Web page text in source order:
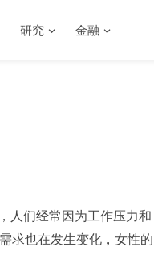
研究 金融
人们经常因为工作压力和
求也在发生变化，女性的